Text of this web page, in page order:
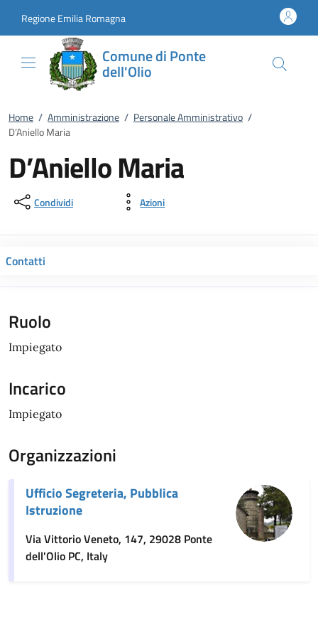
Regione Emilia Romagna
Comune di Ponte
dell'Olio
Home / Amministrazione / Personale Amministrativo /
D’Aniello Maria
D’Aniello Maria
Condividi Azioni
Contatti
Ruolo
Impiegato
Incarico
Impiegato
Organizzazioni
Ufficio Segreteria, Pubblica
Istruzione
Via Vittorio Veneto, 147, 29028 Ponte
dell'Olio PC, Italy